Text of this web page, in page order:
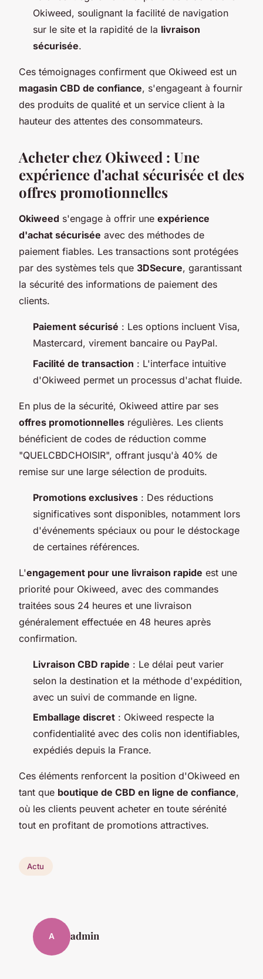
Okiweed, soulignant la facilité de navigation
sur le site et la rapidité de la livraison
sécurisée.
Ces témoignages confirment que Okiweed est un
magasin CBD de confiance, s'engageant à fournir
des produits de qualité et un service client à la
hauteur des attentes des consommateurs.
Acheter chez Okiweed : Une
expérience d'achat sécurisée et des
offres promotionnelles
Okiweed s'engage à offrir une expérience
d'achat sécurisée avec des méthodes de
paiement fiables. Les transactions sont protégées
par des systèmes tels que 3DSecure, garantissant
la sécurité des informations de paiement des
clients.
Paiement sécurisé : Les options incluent Visa,
Mastercard, virement bancaire ou PayPal.
Facilité de transaction : L'interface intuitive
d'Okiweed permet un processus d'achat fluide.
En plus de la sécurité, Okiweed attire par ses
offres promotionnelles régulières. Les clients
bénéficient de codes de réduction comme
"QUELCBDCHOISIR", offrant jusqu'à 40% de
remise sur une large sélection de produits.
Promotions exclusives : Des réductions
significatives sont disponibles, notamment lors
d'événements spéciaux ou pour le déstockage
de certaines références.
L'engagement pour une livraison rapide est une
priorité pour Okiweed, avec des commandes
traitées sous 24 heures et une livraison
généralement effectuée en 48 heures après
confirmation.
Livraison CBD rapide : Le délai peut varier
selon la destination et la méthode d'expédition,
avec un suivi de commande en ligne.
Emballage discret : Okiweed respecte la
confidentialité avec des colis non identifiables,
expédiés depuis la France.
Ces éléments renforcent la position d'Okiweed en
tant que boutique de CBD en ligne de confiance,
où les clients peuvent acheter en toute sérénité
tout en profitant de promotions attractives.
Actu
A admin